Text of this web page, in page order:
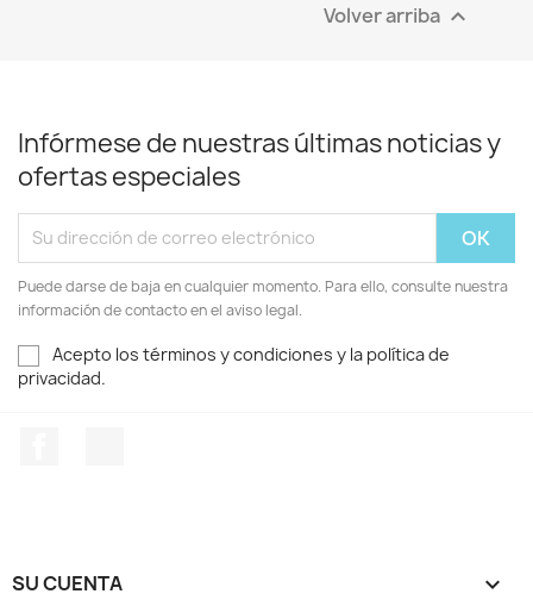
Volver arriba 
Infórmese de nuestras últimas noticias y
ofertas especiales
Puede darse de baja en cualquier momento. Para ello, consulte nuestra
información de contacto en el aviso legal.
Acepto los términos y condiciones y la política de
privacidad.
SU CUENTA 